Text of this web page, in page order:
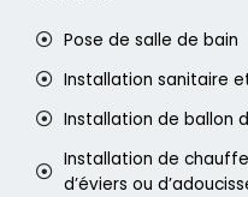
Pose de salle de bain
Installation sanitaire
Installation de ballon
Installation de
d’éviers ou